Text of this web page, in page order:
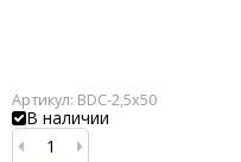
Артикул: BDC-2,5x50
В наличии